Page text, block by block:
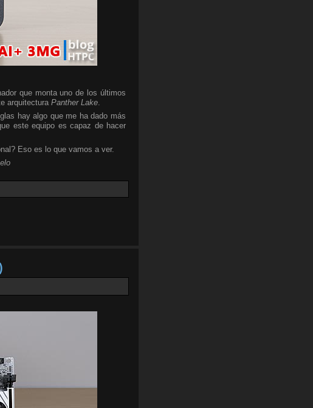
que monta uno de los últimos
arquitectura Panther Lake
hay algo que me ha dado más
este equipo es capaz de hacer
Eso es lo que vamos a ver.